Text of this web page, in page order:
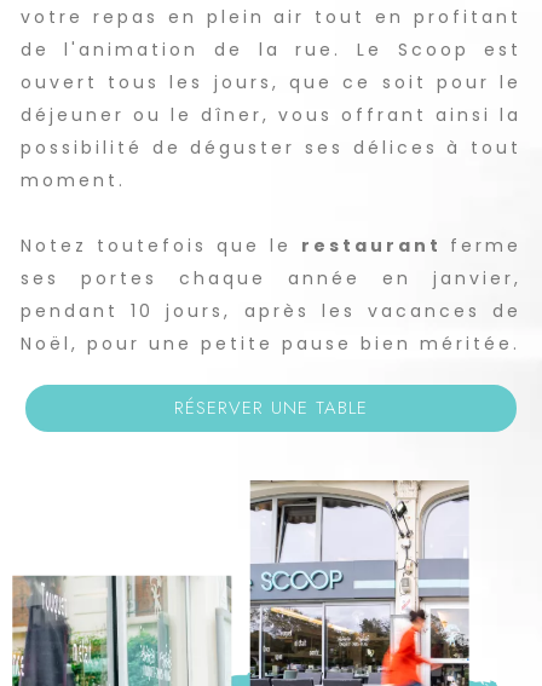
votre repas en plein air tout en profitant
de l'animation de la rue. Le Scoop est
ouvert tous les jours, que ce soit pour le
déjeuner ou le dîner, vous offrant ainsi la
possibilité de déguster ses délices à tout
moment.
Notez toutefois que le restaurant ferme
ses portes chaque année en janvier,
pendant 10 jours, après les vacances de
Noël, pour une petite pause bien méritée.
RÉSERVER UNE TABLE